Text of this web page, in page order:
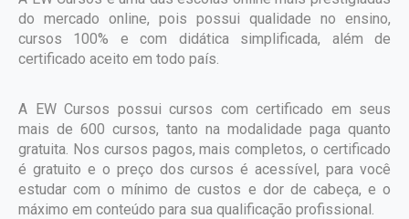
do mercado online, pois possui qualidade no ensino,
cursos 100% e com didática simplificada, além de
certificado aceito em todo país.
A EW Cursos possui cursos com certificado em seus
mais de 600 cursos, tanto na modalidade paga quanto
gratuita. Nos cursos pagos, mais completos, o certificado
é gratuito e o preço dos cursos é acessível, para você
estudar com o mínimo de custos e dor de cabeça, e o
máximo em conteúdo para sua qualificação profissional.